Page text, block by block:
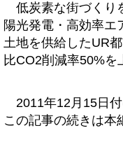
低炭素な街づくり
陽光発電・高効率エ
土地を供給したUR
比CO2削減率50%を
2011年12月15日
この記事の続きは本